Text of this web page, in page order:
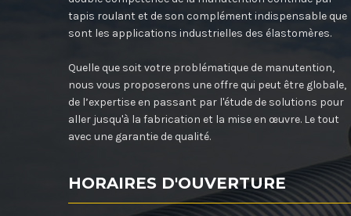
tapis roulant et de son complément indispensable que
sont les applications industrielles des élastomères.
Quelle que soit votre problématique de manutention,
nous vous proposerons une offre qui peut être globale,
de l’expertise en passant par l'étude de solutions pour
aller jusqu'à la fabrication et la mise en œuvre. Le tout
avec une garantie de qualité.
HORAIRES D'OUVERTURE